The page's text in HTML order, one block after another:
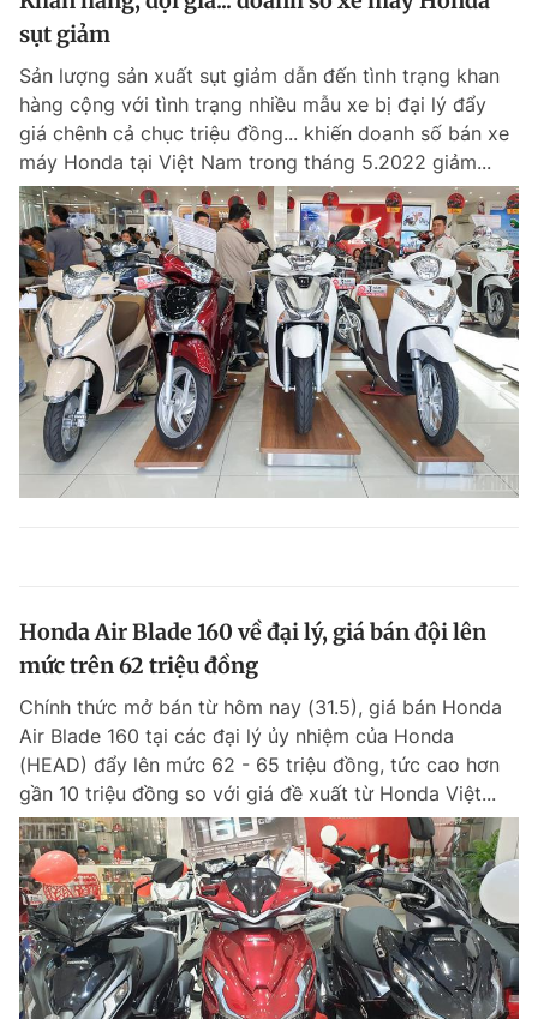
sụt giảm
Sản lượng sản xuất sụt giảm dẫn đến tình trạng khan
hàng cộng với tình trạng nhiều mẫu xe bị đại lý đẩy
giá chênh cả chục triệu đồng... khiến doanh số bán xe
máy Honda tại Việt Nam trong tháng 5.2022 giảm...
Honda Air Blade 160 về đại lý, giá bán đội lên
mức trên 62 triệu đồng
Chính thức mở bán từ hôm nay (31.5), giá bán Honda
Air Blade 160 tại các đại lý ủy nhiệm của Honda
(HEAD) đẩy lên mức 62 - 65 triệu đồng, tức cao hơn
gần 10 triệu đồng so với giá đề xuất từ Honda Việt...